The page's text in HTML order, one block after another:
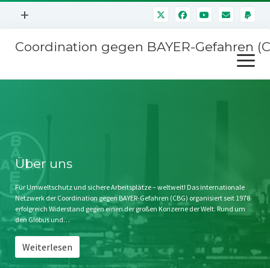
Menü
+
Mitmachen
Kontakt
Impressum
Störfälle
Coordination gegen BAYER-Gefahren
Menü
öffnen
Stichwort BAYER
Jahrestagung
SPENDEN
Über uns
Für Umweltschutz und sichere Arbeitsplätze – weltweit! Das internationale
Netzwerk der Coordination gegen BAYER-Gefahren (CBG) organisiert seit 1978
erfolgreich Widerstand gegen einen der großen Konzerne der Welt. Rund um
den Globus und…
Weiterlesen